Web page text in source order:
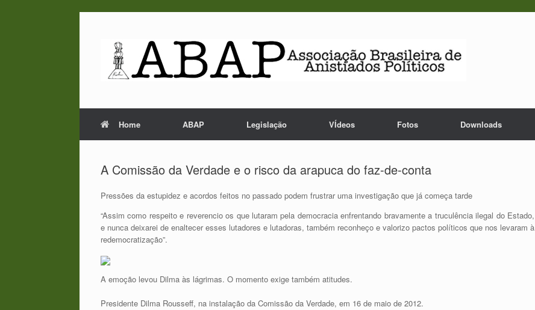
Home ABAP Legislação VÍdeos Fotos Downloads
A Comissão da Verdade e o risco da arapuca do faz-de-conta
Pressões da estupidez e acordos feitos no passado podem frustrar uma investigação que já começa tarde
“Assim como respeito e reverencio os que lutaram pela democracia enfrentando bravamente a truculência ilegal do Estado,
e nunca deixarei de enaltecer esses lutadores e lutadoras, também reconheço e valorizo pactos políticos que nos levaram à
redemocratização”.
A emoção levou Dilma às lágrimas. O momento exige também atitudes.
Presidente Dilma Rousseff, na instalação da Comissão da Verdade, em 16 de maio de 2012.